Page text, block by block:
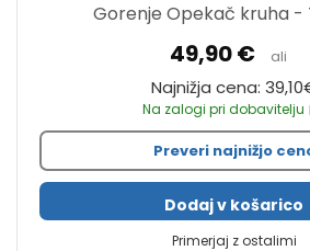
Gorenje Opekač kruha -
49,90 € ali
Najnižja cena:
Na zalogi pri dobavitelju
Preveri najnižjo
Dodaj v košarico
Primerjaj z ostalimi